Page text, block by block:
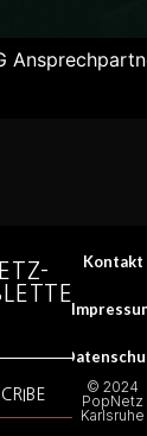
Kontakt
© 2024
PopNetz
Karlsruhe